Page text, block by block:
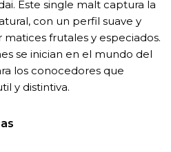
Este single malt captura la
con un perfil suave y
frutales y especiados.
se inician en el mundo del
los conocedores que
y distintiva.